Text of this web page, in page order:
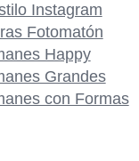
Instagram
Fotomatón
Happy
Grandes
con Formas